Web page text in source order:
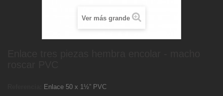
Ver más grande
Enlace 50 x 1½” PVC